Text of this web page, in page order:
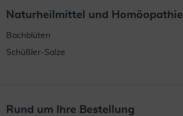
Naturheilmittel und Homöopathie
Bachblüten
Schüßler-Salze
Rund um Ihre Bestellung